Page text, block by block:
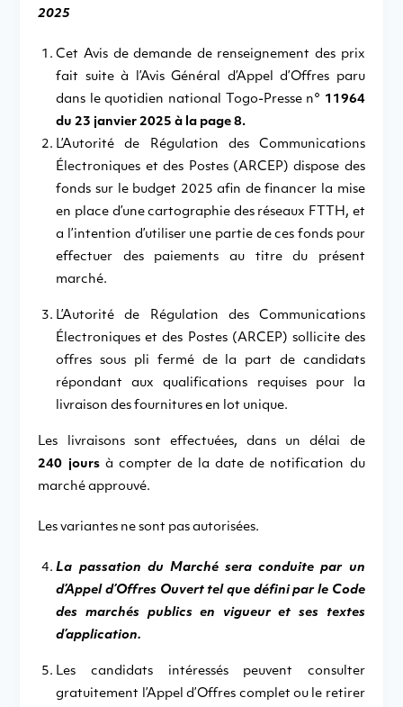
2025
Cet Avis de demande de renseignement des prix
fait suite à l’Avis Général d’Appel d’Offres paru
dans le quotidien national Togo-Presse n° 11964
du 23 janvier 2025 à la page 8.
L’Autorité de Régulation des Communications
Électroniques et des Postes (ARCEP) dispose des
fonds sur le budget 2025 afin de financer la mise
en place d’une cartographie des réseaux FTTH, et
a l’intention d’utiliser une partie de ces fonds pour
effectuer des paiements au titre du présent
marché.
L’Autorité de Régulation des Communications
Électroniques et des Postes (ARCEP) sollicite des
offres sous pli fermé de la part de candidats
répondant aux qualifications requises pour la
livraison des fournitures en lot unique.
Les livraisons sont effectuées, dans un délai de
240 joursà compter de la date de notification du
marché approuvé.
Les variantes ne sont pas autorisées.
La passation du Marché sera conduite par un
d’Appel d’Offres Ouvert tel que défini par le Code
des marchés publics en vigueur et ses textes
d’application.
Les candidats intéressés peuvent consulter
gratuitement l’Appel d’Offres complet ou le retirer